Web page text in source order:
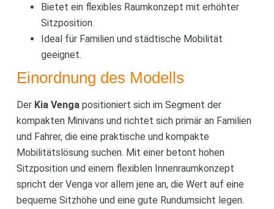
Bietet ein flexibles Raumkonzept mit erhöhter
Sitzposition.
Ideal für Familien und städtische Mobilität
geeignet.
Einordnung des Modells
Der Kia Vengapositioniert sich im Segment der
kompakten Minivans und richtet sich primär an Familien
und Fahrer, die eine praktische und kompakte
Mobilitätslösung suchen. Mit einer betont hohen
Sitzposition und einem flexiblen Innenraumkonzept
spricht der Venga vor allem jene an, die Wert auf eine
bequeme Sitzhöhe und eine gute Rundumsicht legen.